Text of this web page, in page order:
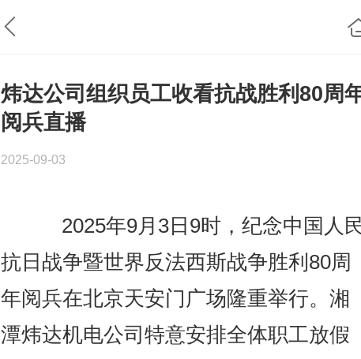
炜达公司组织员工收看抗战胜利80周
阅兵直播
2025-09-03
2025年9月3日9时， 纪念中国人
抗日战争暨世界反法西斯战争胜利80周
年阅兵在北京天安门广场隆重举行。湘
潭炜达机电公司特意安排全体职工放假